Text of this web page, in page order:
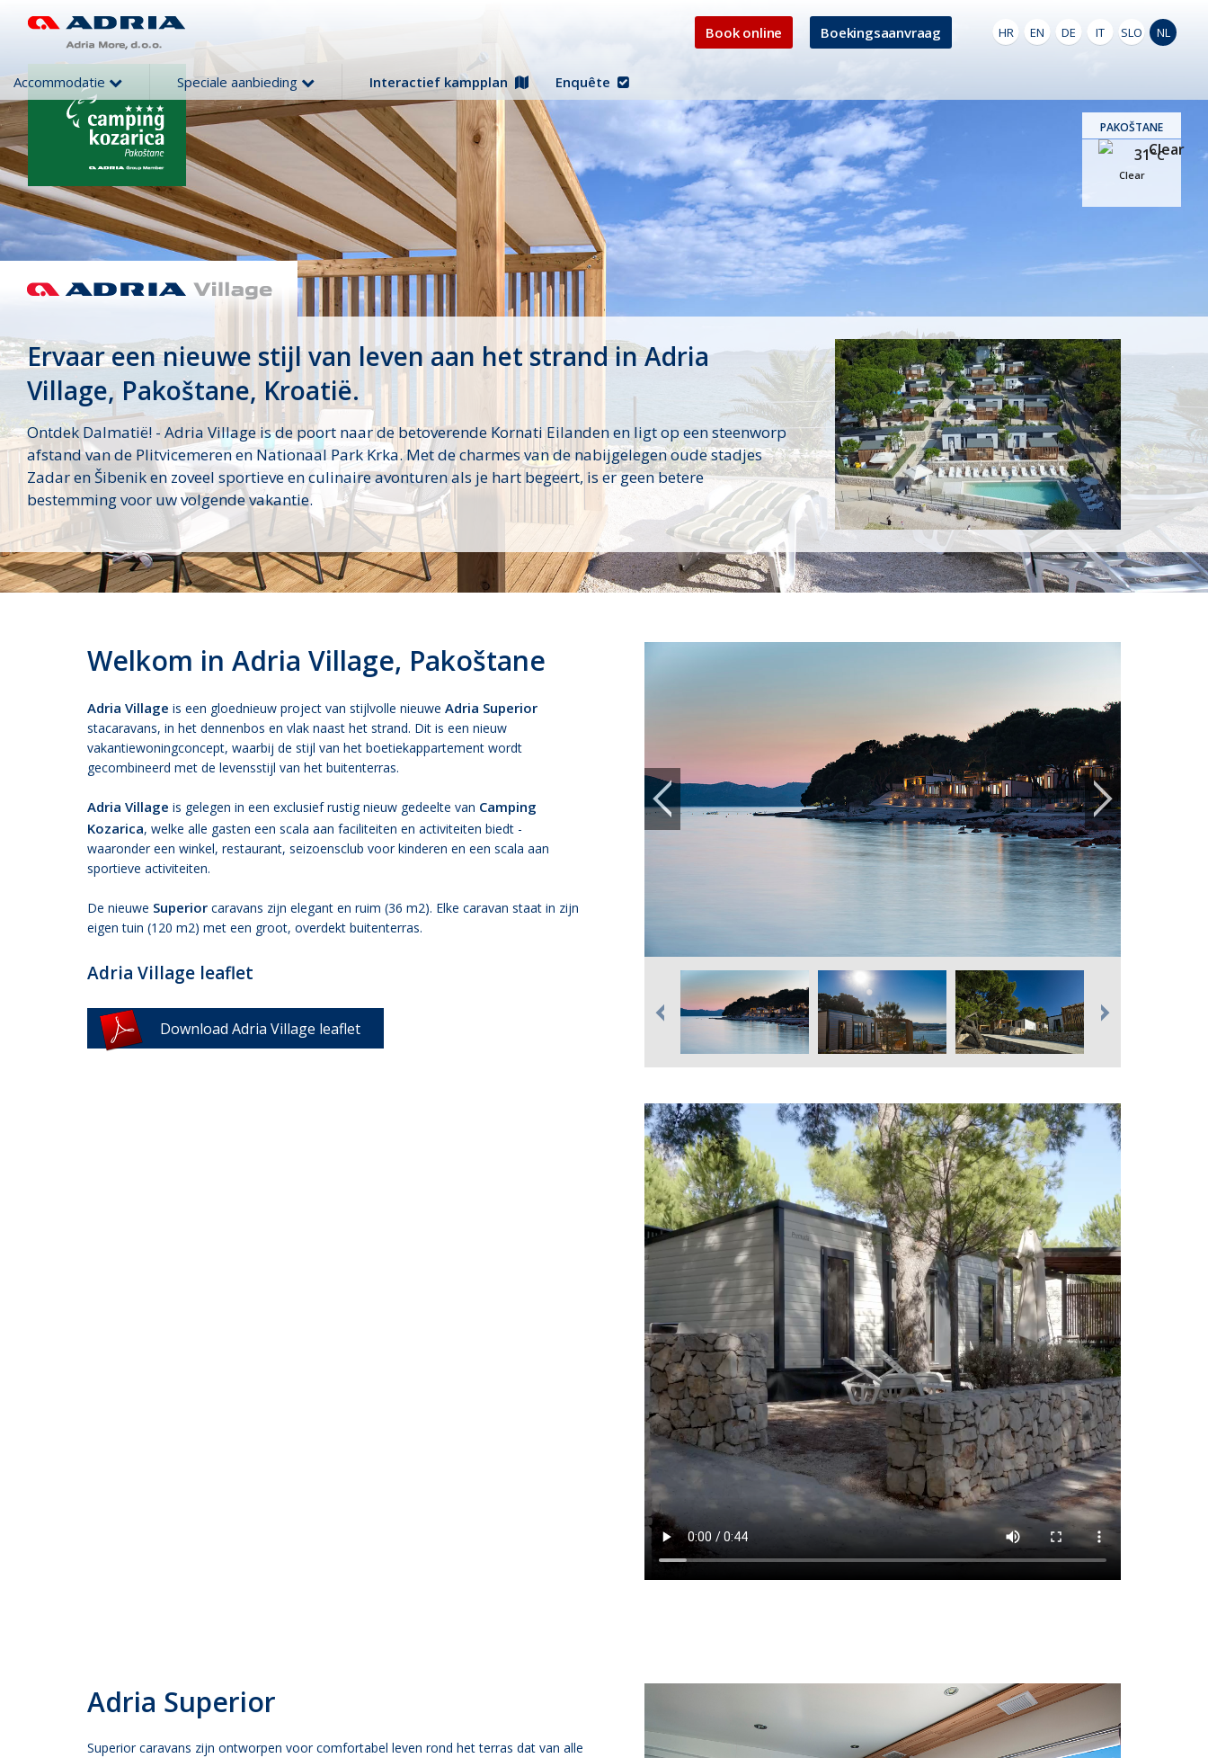
HR EN DE IT SLO NL
Book online Boekingsaanvraag
Accommodatie Speciale aanbieding Interactief kampplan Enquête
PAKOŠTANE
31°C
Clear
Ervaar een nieuwe stijl van leven aan het strand in Adria
Village, Pakoštane, Kroatië.
Ontdek Dalmatië! - Adria Village is de poort naar de betoverende Kornati Eilanden en ligt op een steenworp
afstand van de Plitvicemeren en Nationaal Park Krka. Met de charmes van de nabijgelegen oude stadjes
Zadar en Šibenik en zoveel sportieve en culinaire avonturen als je hart begeert, is er geen betere
bestemming voor uw volgende vakantie.
Welkom in Adria Village, Pakoštane
Adria Village is een gloednieuw project van stijlvolle nieuwe Adria Superior
stacaravans, in het dennenbos en vlak naast het strand. Dit is een nieuw
vakantiewoningconcept, waarbij de stijl van het boetiekappartement wordt
gecombineerd met de levensstijl van het buitenterras.
Adria Village is gelegen in een exclusief rustig nieuw gedeelte van Camping
Kozarica, welke alle gasten een scala aan faciliteiten en activiteiten biedt -
waaronder een winkel, restaurant, seizoensclub voor kinderen en een scala aan
sportieve activiteiten.
De nieuwe Superior caravans zijn elegant en ruim (36 m2). Elke caravan staat in zijn
eigen tuin (120 m2) met een groot, overdekt buitenterras.
Adria Village leaflet
Download Adria Village leaflet
Adria Superior
Superior caravans zijn ontworpen voor comfortabel leven rond het terras dat van alle